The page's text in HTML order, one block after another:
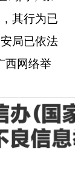
其行为已
局已依法
西网络举